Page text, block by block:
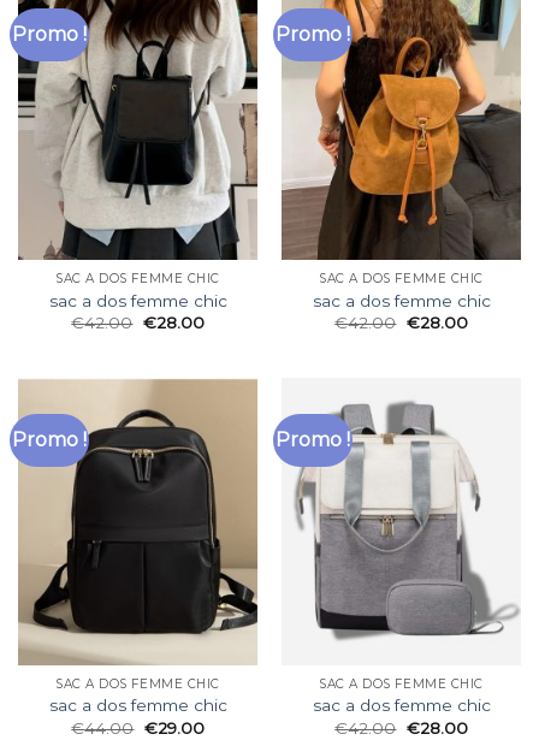
Promo !
SAC A DOS FEMME CHIC
sac a dos femme chic
€42.00 €28.00
Promo !
SAC A DOS FEMME CHIC
sac a dos femme chic
€42.00 €28.00
Promo !
SAC A DOS FEMME CHIC
sac a dos femme chic
€44.00 €29.00
Promo !
SAC A DOS FEMME CHIC
sac a dos femme chic
€42.00 €28.00